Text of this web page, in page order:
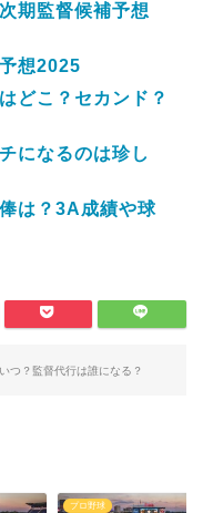
期監督候補予想
想2025
どこ？セカンド？
になるのは珍し
は？3A成績や球
つ？監督代行は誰になる？
プロ野球